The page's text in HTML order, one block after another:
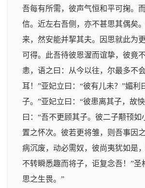
吾每有所需，彼声气恒和平可掬。
信。近左右吾侧，亦不甚思其偶矣
来，然安能并挈其夫。因思就此为
可得。此吾待彼恩渥而谊挚，彼竟
恚，语之曰：从今以往，尔最多不
耳！”亚妃立曰：“彼有儿未？”媚利
子。”亚妃立曰：“彼患离其子，故
曰：“吾不更顾其子。彼二子颟顸如
置之怀次。彼若更将雏，则吾事因
病沉废，动必需奴，彼尚夷犹如是
不转瞬悉趣而将子，讵复念吾！”圣
思之生畏。”